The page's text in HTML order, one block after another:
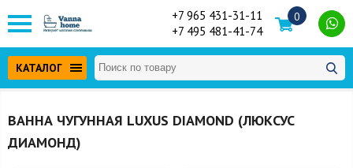
+7 965 431-31-11
+7 495 481-41-74
0
КАТАЛОГ
ВАННА ЧУГУННАЯ LUXUS DIAMOND (ЛЮКСУС
ДИАМОНД)